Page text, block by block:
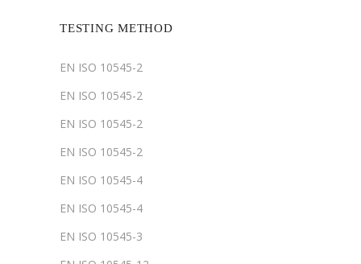
TESTING METHOD
EN ISO 10545-2
EN ISO 10545-2
EN ISO 10545-2
EN ISO 10545-2
EN ISO 10545-4
EN ISO 10545-4
EN ISO 10545-3